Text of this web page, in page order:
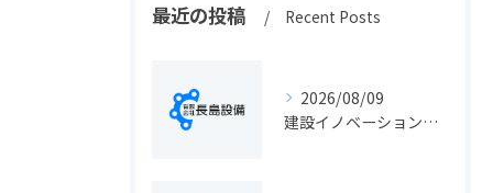
最近の投稿 Recent Posts
2026/08/09
建設イノベーションの最新動向と実務に活きる導入ポイント総まとめ